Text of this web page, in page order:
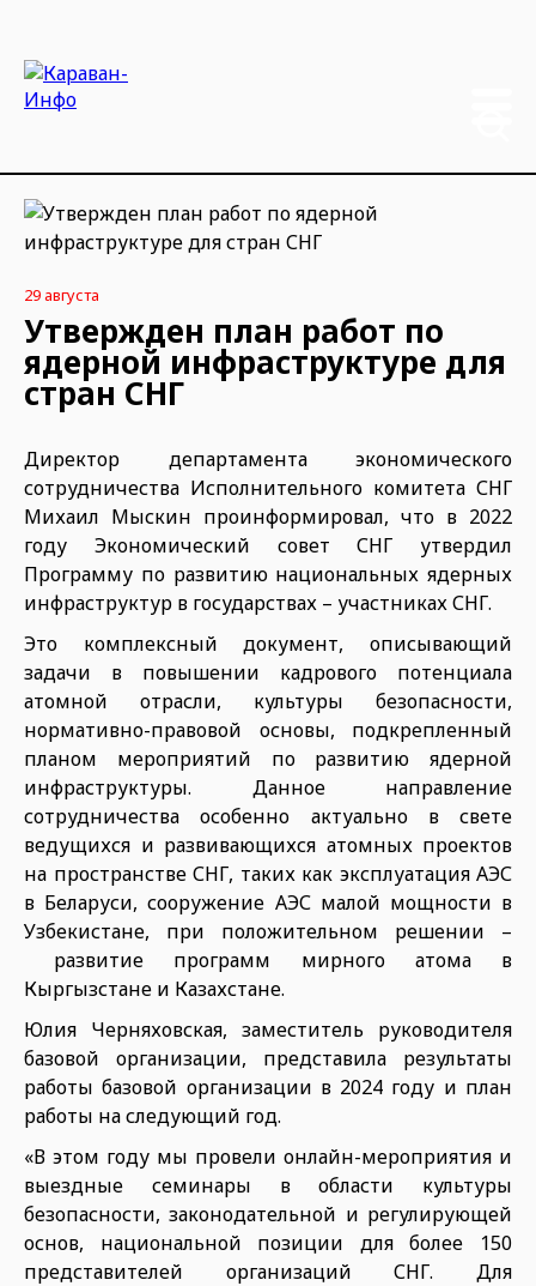
29 августа
Утвержден план работ по
ядерной инфраструктуре для
стран СНГ
Директор департамента экономического
сотрудничества Исполнительного комитета СНГ
Михаил Мыскин проинформировал, что в 2022
году Экономический совет СНГ утвердил
Программу по развитию национальных ядерных
инфраструктур в государствах – участниках СНГ.
Это комплексный документ, описывающий
задачи в повышении кадрового потенциала
атомной отрасли, культуры безопасности,
нормативно-правовой основы, подкрепленный
планом мероприятий по развитию ядерной
инфраструктуры. Данное направление
сотрудничества особенно актуально в свете
ведущихся и развивающихся атомных проектов
на пространстве СНГ, таких как эксплуатация АЭС
в Беларуси, сооружение АЭС малой мощности в
Узбекистане, при положительном решении –
развитие программ мирного атома в
Кыргызстане и Казахстане.
Юлия Черняховская, заместитель руководителя
базовой организации, представила результаты
работы базовой организации в 2024 году и план
работы на следующий год.
«В этом году мы провели онлайн-мероприятия и
выездные семинары в области культуры
безопасности, законодательной и регулирующей
основ, национальной позиции для более 150
представителей организаций СНГ. Для